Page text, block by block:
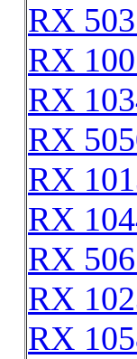
RX
RX
RX
RX
RX
RX
RX
RX
RX